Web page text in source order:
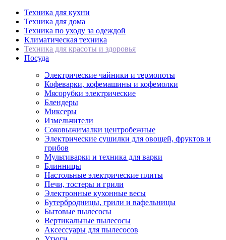
Техника для кухни
Техника для дома
Техника по уходу за одеждой
Климатическая техника
Техника для красоты и здоровья
Посуда
Электрические чайники и термопоты
Кофеварки, кофемашины и кофемолки
Мясорубки электрические
Блендеры
Миксеры
Измельчители
Соковыжималки центробежные
Электрические сушилки для овощей, фруктов и
грибов
Мультиварки и техника для варки
Блинницы
Настольные электрические плиты
Печи, тостеры и грили
Электронные кухонные весы
Бутербродницы, грили и вафельницы
Бытовые пылесосы
Вертикальные пылесосы
Аксессуары для пылесосов